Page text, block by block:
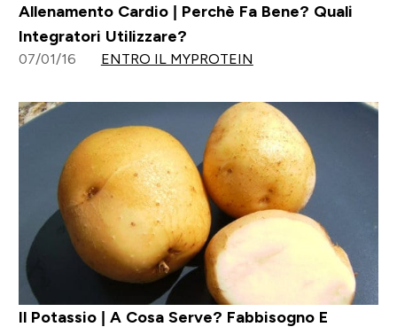
Allenamento Cardio | Perchè Fa Bene? Quali
Integratori Utilizzare?
07/01/16 ENTRO IL MYPROTEIN
Il Potassio | A Cosa Serve? Fabbisogno E